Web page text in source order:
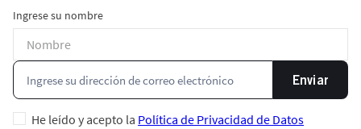
Ingrese su nombre
Enviar
He leído y acepto la Política de Privacidad de Datos